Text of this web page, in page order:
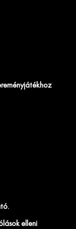
elleni